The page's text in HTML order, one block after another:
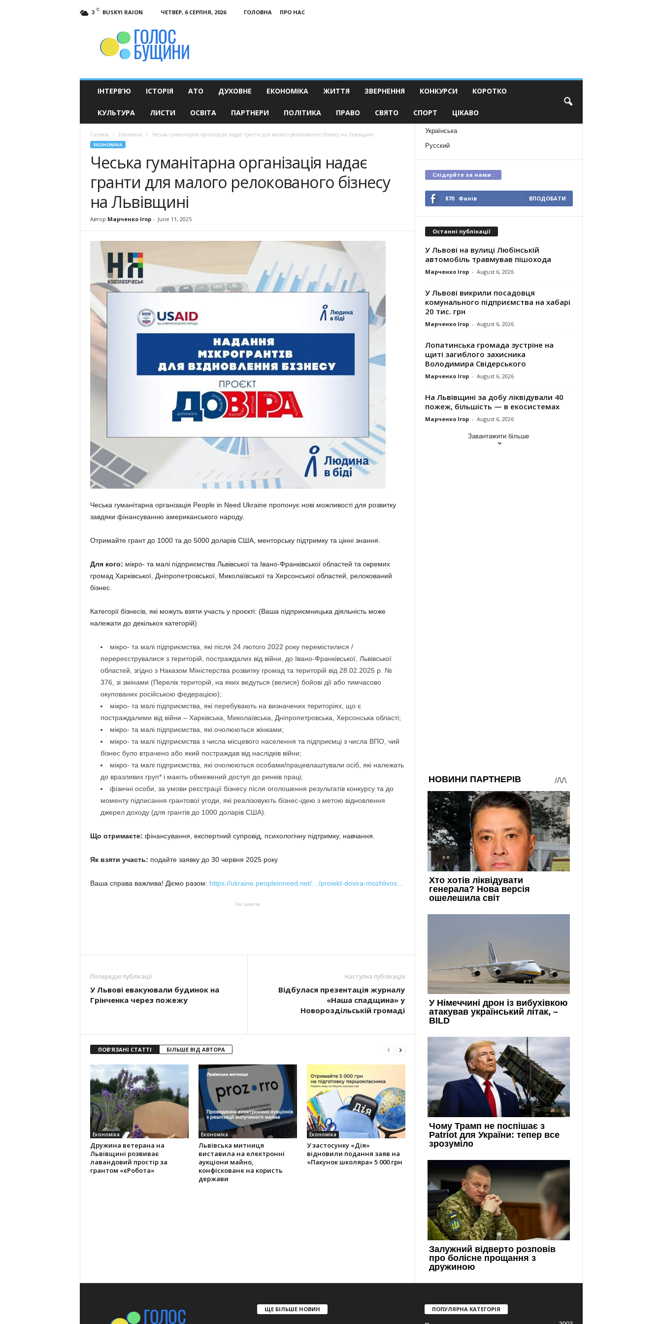
3 C BUSKYI RAION ЧЕТВЕР, 6 СЕРПНЯ, 2026 ГОЛОВНА
ПРО НАС
ІНТЕРВ’Ю ІСТОРІЯ АТО ДУХОВНЕ ЕКОНОМІКА ЖИТТЯ ЗВЕРНЕННЯ КОНКУРСИ КОРОТКО
КУЛЬТУРА ЛИСТИ ОСВІТА ПАРТНЕРИ ПОЛІТИКА ПРАВО СВЯТО СПОРТ ЦІКАВО
Головна Економіка Чеська гуманітарна організація надає гранти для малого релокованого бізнесу на Львівщині
ЕКОНОМІКА
Чеська гуманітарна організація надає
гранти для малого релокованого бізнесу
на Львівщині
Автор Марченко Ігор- June 11, 2025
Чеська гуманітарна організація People in Need Ukraine пропонує нові можливості для розвитку
завдяки фінансуванню американського народу.
Отримайте грант до 1000 та до 5000 доларів США, менторську підтримку та цінні знання.
Для кого: мікро- та малі підприємства Львівської та Івано-Франківської областей та окремих
громад Харківської, Дніпропетровської, Миколаївської та Херсонської областей, релокований
бізнес.
Категорії бізнесів, які можуть взяти участь у проєкті: (Ваша підприємницька діяльність може
належати до декількох категорій)
мікро- та малі підприємства, які після 24 лютого 2022 року перемістилися /
перереєструвалися з територій, постраждалих від війни, до Івано-Франківської, Львівської
областей, згідно з Наказом Міністерства розвитку громад та територій від 28.02.2025 р. №
376, зі змінами (Перелік територій, на яких ведуться (велися) бойові дії або тимчасово
окупованих російською федерацією);
мікро- та малі підприємства, які перебувають на визначених територіях, що є
постраждалими від війни – Харківська, Миколаївська, Дніпропетровська, Херсонська області;
мікро- та малі підприємства, які очолюються жінками;
мікро- та малі підприємства з числа місцевого населення та підприємці з числа ВПО, чий
бізнес було втрачено або який постраждав від наслідків війни;
мікро- та малі підприємства, які очолюються особами/працевлаштували осіб, які належать
до вразливих груп* і мають обмежений доступ до ринків праці;
фізичні особи, за умови реєстрації бізнесу після оголошення результатів конкурсу та до
моменту підписання грантової угоди, які реалізовують бізнес-ідею з метою відновлення
джерел доходу (для грантів до 1000 доларів США).
Що отримаєте: фінансування, експертний супровід, психологічну підтримку, навчання.
Як взяти участь: подайте заявку до 30 червня 2025 року
Ваша справа важлива! Діємо разом: https://ukraine.peopleinneed.net/…/proiekt-dovira-mozhlivos…
На замітку
Попередні публікації
У Львові евакуювали будинок на
Грінченка через пожежу
Наступна публікація
Відбулася презентація журналу
«Наша спадщина» у
Новороздільській громаді
ПОВ'ЯЗАНІ СТАТТІ БІЛЬШЕ ВІД АВТОРА
Економіка
Дружина ветерана на
Львівщині розвиває
лавандовий простір за
грантом «єРобота»
Економіка
Львівська митниця
виставила на електронні
аукціони майно,
конфісковане на користь
держави
Економіка
У застосунку «Дія»
відновили подання заяв на
«Пакунок школяра» 5 000 грн
Українська
Русский
Слідкуйте за нами :
870 Фанів ВПОДОБАТИ
Останні публікації
У Львові на вулиці Любінській
автомобіль травмував пішохода
Марченко Ігор - August 6, 2026
У Львові викрили посадовця
комунального підприємства на хабарі
20 тис. грн
Марченко Ігор - August 6, 2026
Лопатинська громада зустріне на
щиті загиблого захисника
Володимира Свідерського
Марченко Ігор - August 6, 2026
На Львівщині за добу ліквідували 40
пожеж, більшість — в екосистемах
Марченко Ігор - August 6, 2026
Завантажити більше
ЩЕ БІЛЬШЕ НОВИН ПОПУЛЯРНА КАТЕГОРІЯ